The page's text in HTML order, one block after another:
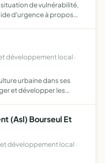
de vulnérabilité,
d'urgence à propos
développement local ·
urbaine dans ses
et développer les
(Asl) Bourseul Et
développement local ·